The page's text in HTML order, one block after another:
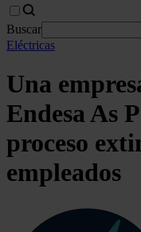
Buscar
Eléctricas
Una
Endesa As
proceso
empleados